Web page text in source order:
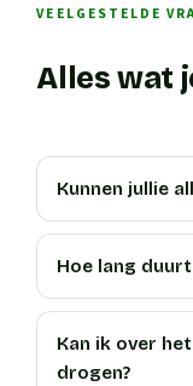
VEELGESTELDE
Alles wat
Kunnen jullie
Hoe lang
Kan ik over
drogen?